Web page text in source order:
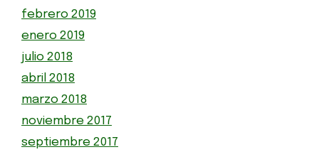
febrero 2019
enero 2019
julio 2018
abril 2018
marzo 2018
noviembre 2017
septiembre 2017